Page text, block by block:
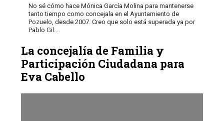
No sé cómo hace Mónica García Molina para mantenerse
tanto tiempo como concejala en el Ayuntamiento de
Pozuelo, desde 2007. Creo que solo está superada ya por
Pablo Gil....
La concejalía de Familia y
Participación Ciudadana para
Eva Cabello